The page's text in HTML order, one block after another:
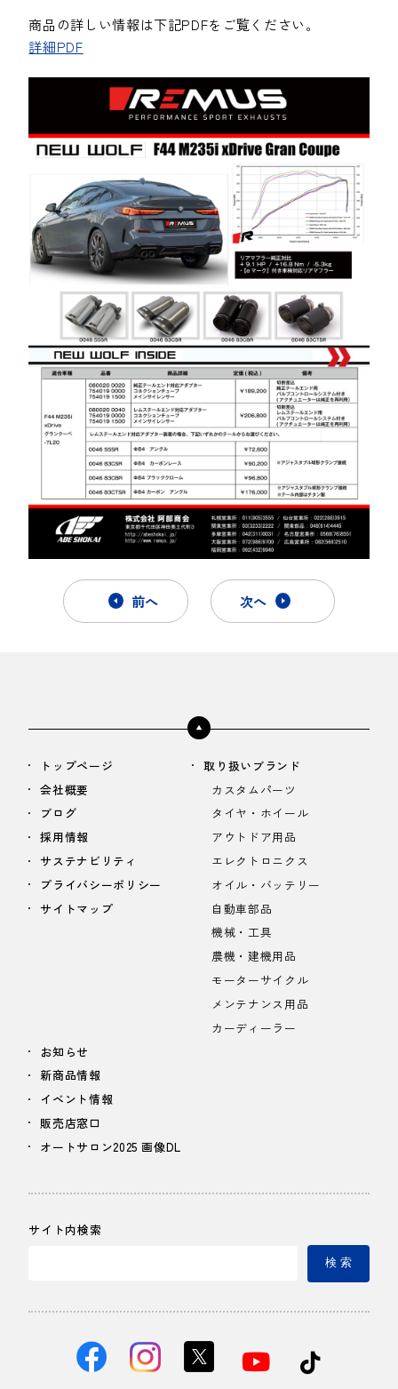
商品の詳しい情報は下記PDFをご覧ください。
詳細PDF
前へ 次へ
トップページ
会社概要
ブログ
採用情報
サステナビリティ
プライバシーポリシー
サイトマップ
取り扱いブランド
カスタムパーツ
タイヤ・ホイール
アウトドア用品
エレクトロニクス
オイル・バッテリー
自動車部品
機械・工具
農機・建機用品
モーターサイクル
メンテナンス用品
カーディーラー
お知らせ
新商品情報
イベント情報
販売店窓口
オートサロン2025 画像DL
サイト内検索
検 索